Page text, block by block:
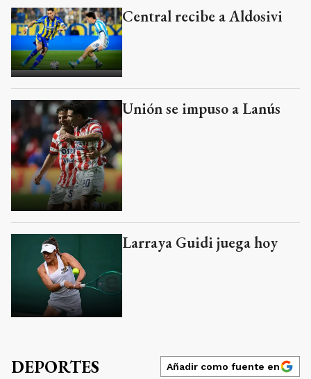
Central recibe a Aldosivi
Unión se impuso a Lanús
Larraya Guidi juega hoy
DEPORTES Añadir como fuente en